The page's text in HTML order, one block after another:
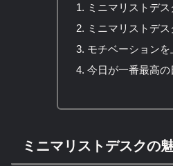
ミニマリストデス
ミニマリストデ
モチベーション
今日が一番最高
ミニマリストデスクの